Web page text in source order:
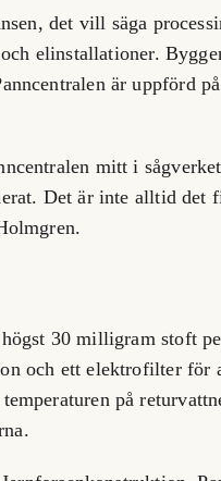
det vill säga
elinstallationer.
är uppförd
mitt i
Det är inte alltid det
30 milligram stoft
och ett elektrofilter för
på